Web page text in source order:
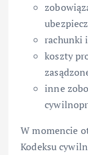
rachunki
koszty
inne
W momencie
Kodeksu